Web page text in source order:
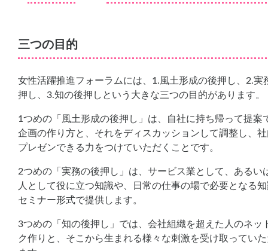
三つの目的
女性活躍推進フォーラムには、1.風土形成の後押し、2.実
押し、3.知の後押しという大きな三つの目的があります。
1つめの「風土形成の後押し」は、自社に持ち帰って提案
企画の作り方と、それをディスカッションして調整し、
プレゼンできる力をつけていただくことです。
2つめの「実務の後押し」は、サービス業として、あるい
人として役に立つ知識や、日常の仕事の場で必要となる
セミナー形式で提供します。
3つめの「知の後押し」では、会社組織を超えた人のネッ
ク作りと、そこから生まれる様々な刺激を受け取ってい